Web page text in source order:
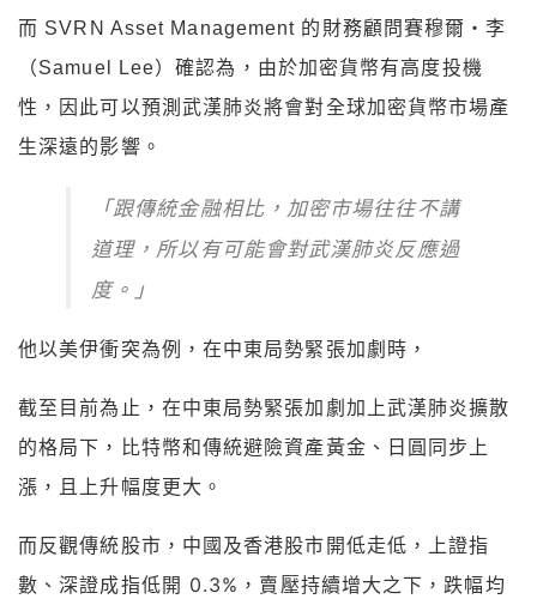
而 SVRN Asset Management 的財務顧問賽穆爾・李
（Samuel Lee）確認為，由於加密貨幣有高度投機
性，因此可以預測武漢肺炎將會對全球加密貨幣市場產
生深遠的影響。
「跟傳統金融相比，加密市場往往不講
道理，所以有可能會對武漢肺炎反應過
度。」
他以美伊衝突為例，在中東局勢緊張加劇時，
截至目前為止，在中東局勢緊張加劇加上武漢肺炎擴散
的格局下，比特幣和傳統避險資產黃金、日圓同步上
漲，且上升幅度更大。
而反觀傳統股市， 中國及香港股市開低走低，上證指
數、深證成指低開 0.3%，賣壓持續增大之下，跌幅均